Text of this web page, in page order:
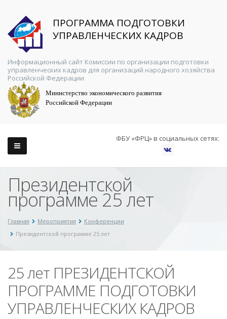
ПРОГРАММА ПОДГОТОВКИ
УПРАВЛЕНЧЕСКИХ КАДРОВ
Информационный сайт Комиссии по организации подготовки
управленческих кадров для организаций народного хозяйства
Российской Федерации
Министерство экономического развития
Российской Федерации
ФБУ «ФРЦ» в социальных сетях:
Президентской
программе 25 лет
Главная Мероприятия
Конференции
Президентской программе 25 лет
25 лет ПРЕЗИДЕНТСКОЙ
ПРОГРАММЕ ПОДГОТОВКИ
УПРАВЛЕНЧЕСКИХ КАДРОВ